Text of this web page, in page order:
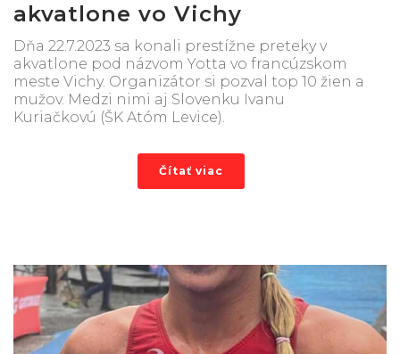
akvatlone vo Vichy
Dňa 22.7.2023 sa konali prestížne preteky v
akvatlone pod názvom Yotta vo francúzskom
meste Vichy. Organizátor si pozval top 10 žien a
mužov. Medzi nimi aj Slovenku Ivanu
Kuriačkovú (ŠK Atóm Levice).
Čítať viac